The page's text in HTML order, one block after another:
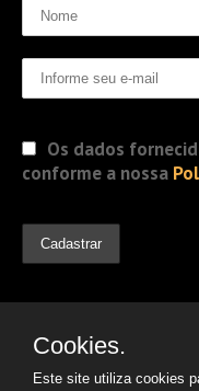
Os dados
conforme a nossa
Cookies.
Este site utiliza cookies